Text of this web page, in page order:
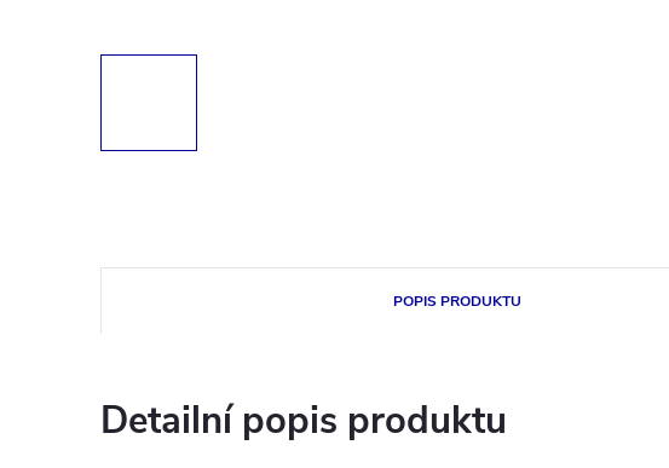
POPIS PRODUKTU
Detailní popis produktu